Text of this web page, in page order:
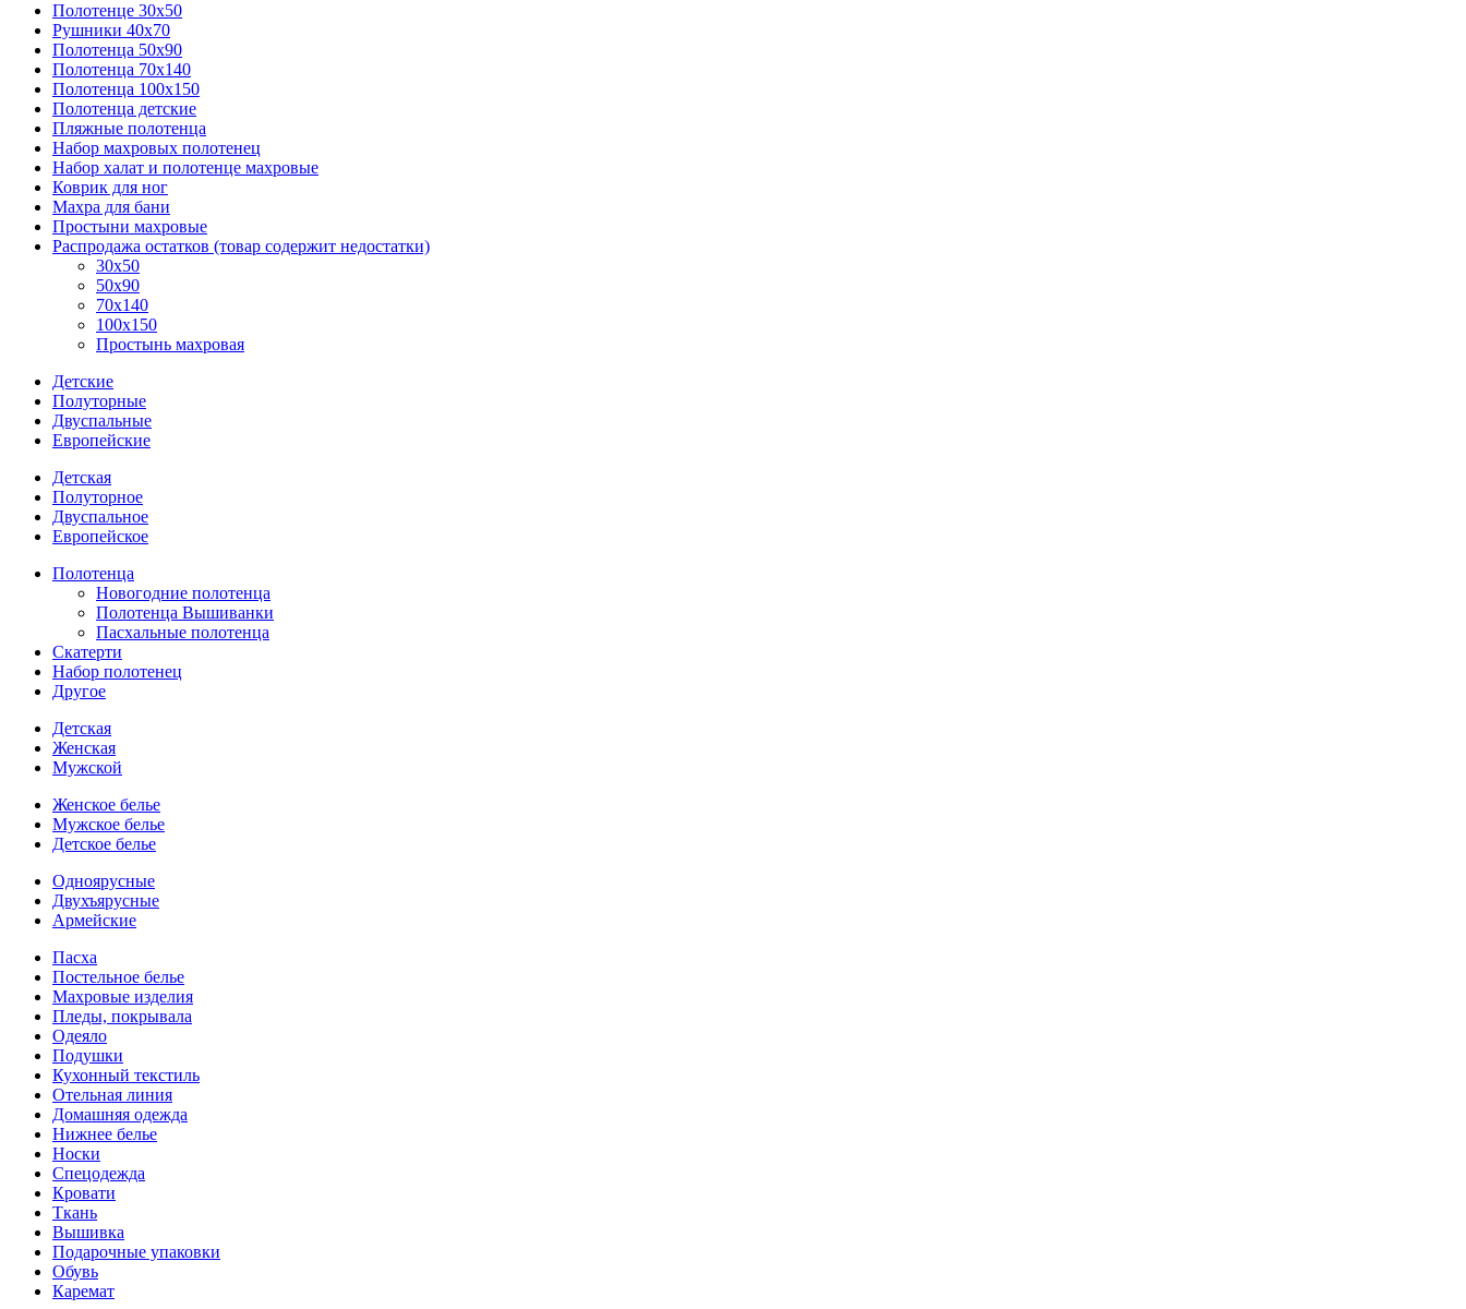
Полотенце 30х50
Рушники 40х70
Полотенца 50х90
Полотенца 70х140
Полотенца 100х150
Полотенца детские
Пляжные полотенца
Набор махровых полотенец
Набор халат и полотенце махровые
Коврик для ног
Махра для бани
Простыни махровые
Распродажа остатков (товар содержит недостатки)
30х50
50х90
70х140
100х150
Простынь махровая
Детские
Полуторные
Двуспальные
Европейские
Детская
Полуторное
Двуспальное
Европейское
Полотенца
Новогодние полотенца
Полотенца Вышиванки
Пасхальные полотенца
Скатерти
Набор полотенец
Другое
Детская
Женская
Мужской
Женское белье
Мужское белье
Детское белье
Одноярусные
Двухъярусные
Армейские
Пасха
Постельное белье
Махровые изделия
Пледы, покрывала
Одеяло
Подушки
Кухонный текстиль
Отельная линия
Домашняя одежда
Нижнее белье
Носки
Спецодежда
Кровати
Ткань
Вышивка
Подарочные упаковки
Обувь
Каремат